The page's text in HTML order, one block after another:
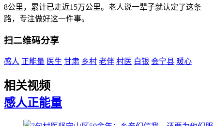
8公里，累计已走近15万公里。老人说一辈子就认定了这条
路，专注做好这一件事。
扫二维码分享
感人 正能量 医生 甘肃 乡村 老伴 村医 白银 会宁县 暖心
相关视频
感人正能量